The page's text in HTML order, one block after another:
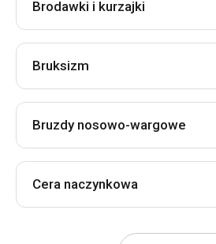
Brodawki i kurzajki
Bruksizm
Bruzdy nosowo-wargowe
Cera naczynkowa